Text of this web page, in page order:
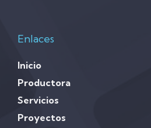
Enlaces
Inicio
Productora
Servicios
Proyectos